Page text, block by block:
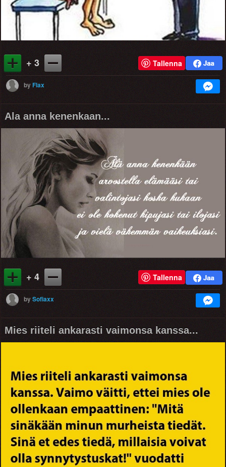
+ 3 Tallenna
byFlax
Ala anna kenenkaan...
+ 4 Tallenna
bySofiaxx
Mies riiteli ankarasti vaimonsa kanssa...